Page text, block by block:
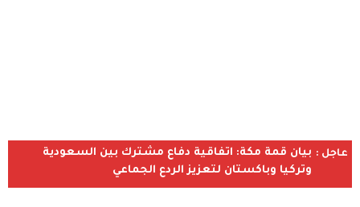
عاجل : بيان قمة مكة: اتفاقية دفاع مشترك بين السعودية
وتركيا وباكستان لتعزيز الردع الجماعي